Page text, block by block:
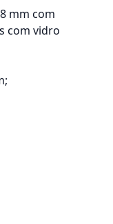
mm com
com vidro